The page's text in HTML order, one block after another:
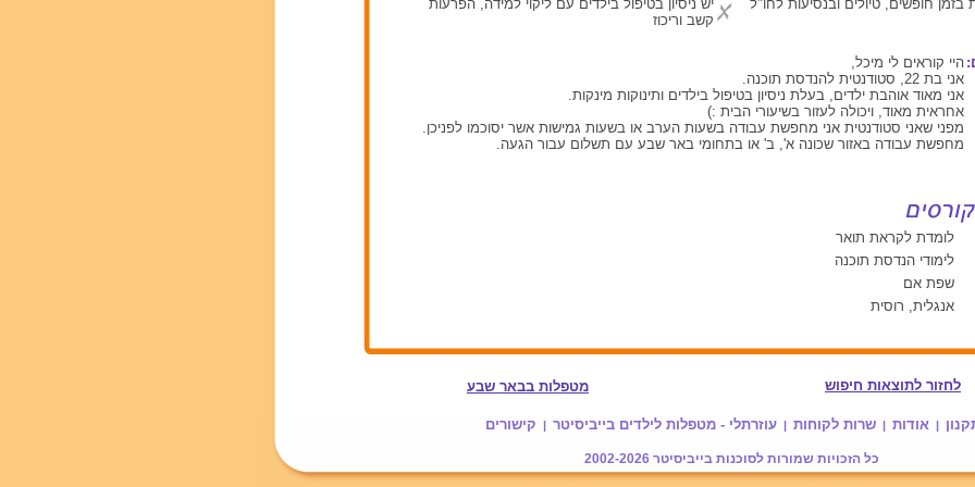
בזמן חופשים, טיולים ובנסיעות לחו"ל
יש ניסיון בטיפול בילדים עם ליקוי למידה, הפרעות
קשב וריכוז
היי קוראים לי מיכל,
אני בת 22, סטודנטית להנדסת תוכנה.
אני מאוד אוהבת ילדים, בעלת ניסיון בטיפול בילדים ותינוקות מינקות.
אחראית מאוד, ויכולה לעזור בשיעורי הבית :)
מפני שאני סטודנטית אני מחפשת עבודה בשעות הערב או בשעות גמישות אשר יסוכמו לפניכן.
מחפשת עבודה באזור שכונה א', ב' או בתחומי באר שבע עם תשלום עבור הגעה.
לומדת לקראת תואר
לימודי הנדסת תוכנה
שפת אם
אנגלית, רוסית
לחזור לתוצאות חיפוש מטפלות בבאר שבע
| אודות | שרות לקוחות | עוזרתלי - מטפלות לילדים בייביסיטר | קישורים
כל הזכויות שמורות לסוכנותבייביסיטר 2002-2026